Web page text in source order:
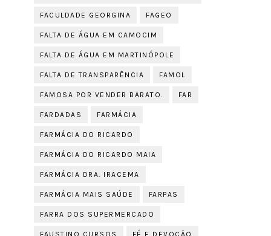
FACULDADE GEORGINA FAGEO
FALTA DE ÁGUA EM CAMOCIM
FALTA DE ÁGUA EM MARTINÓPOLE
FALTA DE TRANSPARÊNCIA FAMOL
FAMOSA POR VENDER BARATO. FAR
FARDADAS FARMÁCIA
FARMÁCIA DO RICARDO
FARMÁCIA DO RICARDO MAIA
FARMÁCIA DRA. IRACEMA
FARMÁCIA MAIS SAÚDE FARPAS
FARRA DOS SUPERMERCADO
FAUSTINO CURSOS FÉ E DEVOÇÃO